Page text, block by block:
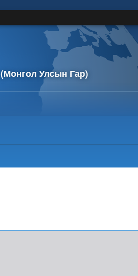
(Монгол Улсын Гар)